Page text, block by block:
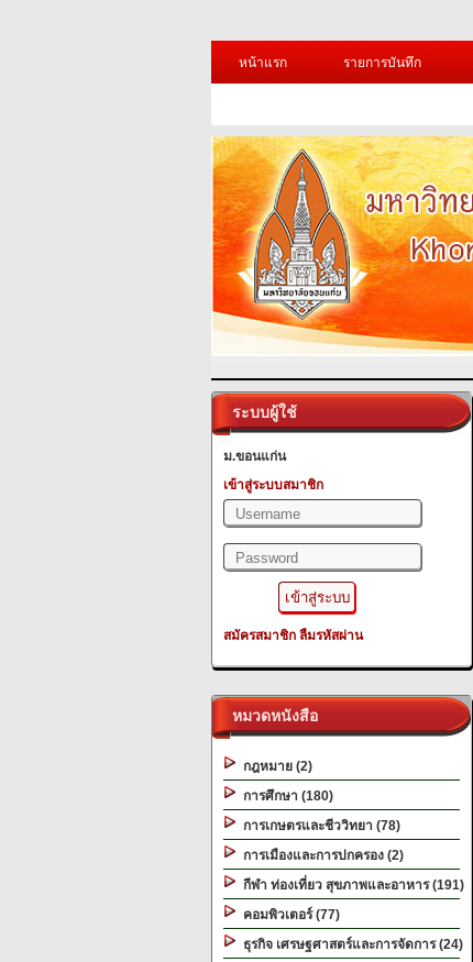
หน้าแรก
รายการบันทึก
ระบบผู้ใช้
ม.ขอนแก่น
เข้าสู่ระบบสมาชิก
สมัครสมาชิก ลืมรหัสผ่าน
หมวดหนังสือ
กฎหมาย (2)
การศึกษา (180)
การเกษตรและชีววิทยา (78)
การเมืองและการปกครอง (2)
กีฬา ท่องเที่ยว สุขภาพและอาหาร (191)
คอมพิวเตอร์ (77)
ธุรกิจ เศรษฐศาสตร์และการจัดการ (24)